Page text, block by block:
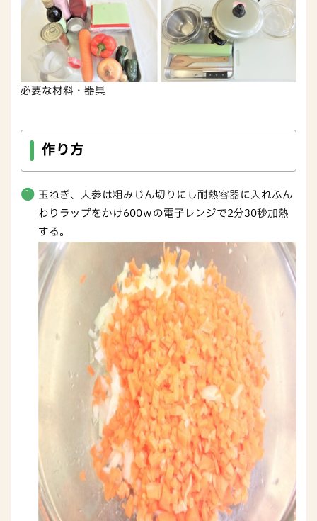
必要な材料・器具
作り方
玉ねぎ、人参は粗みじん切りにし耐熱容器に入れふん
わりラップをかけ600ｗの電子レンジで2分30秒加熱
する。